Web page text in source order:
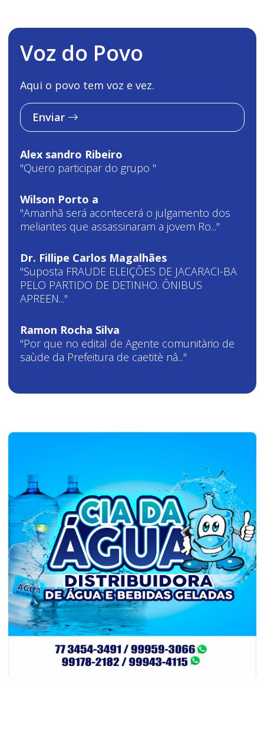
Voz do Povo
Aqui o povo tem voz e vez.
Enviar
Alex sandro Ribeiro
"Quero participar do grupo "
Wilson Porto a
"Amanhã será acontecerá o julgamento dos
meliantes que assassinaram a jovem Ro..."
Dr. Fillipe Carlos Magalhães
"Suposta FRAUDE ELEIÇÕES DE JACARACI-BA
PELO PARTIDO DE DETINHO. ÔNIBUS
APREEN..."
Ramon Rocha Silva
"Por que no edital de Agente comunitàrio de
saùde da Prefeitura de caetitè nâ..."